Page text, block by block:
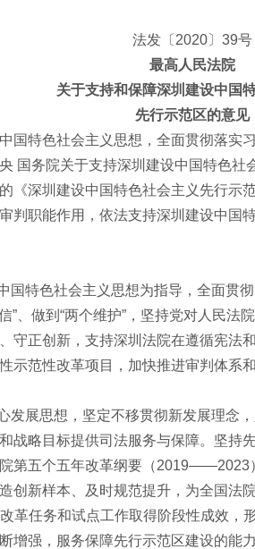
法发〔2020〕39号
最高人民法院
关于支持和保障深圳建设中国
先行示范区的意见
特色社会主义思想，全面贯彻落实
国务院关于支持深圳建设中国特色
《深圳建设中国特色社会主义先行
判职能作用，依法支持深圳建设中国
特色社会主义思想为指导，全面贯
”、做到“两个维护”，坚持党对人民
守正创新，支持深圳法院在遵循宪法
示范性改革项目，加快推进审判体系
展思想，坚定不移贯彻新发展理念
战略目标提供司法服务与保障。坚持
第五个五年改革纲要（2019——2023
创新样本、及时规范提升，为全国法院
任务和试点工作取得阶段性成效，
增强，服务保障先行示范区建设的能